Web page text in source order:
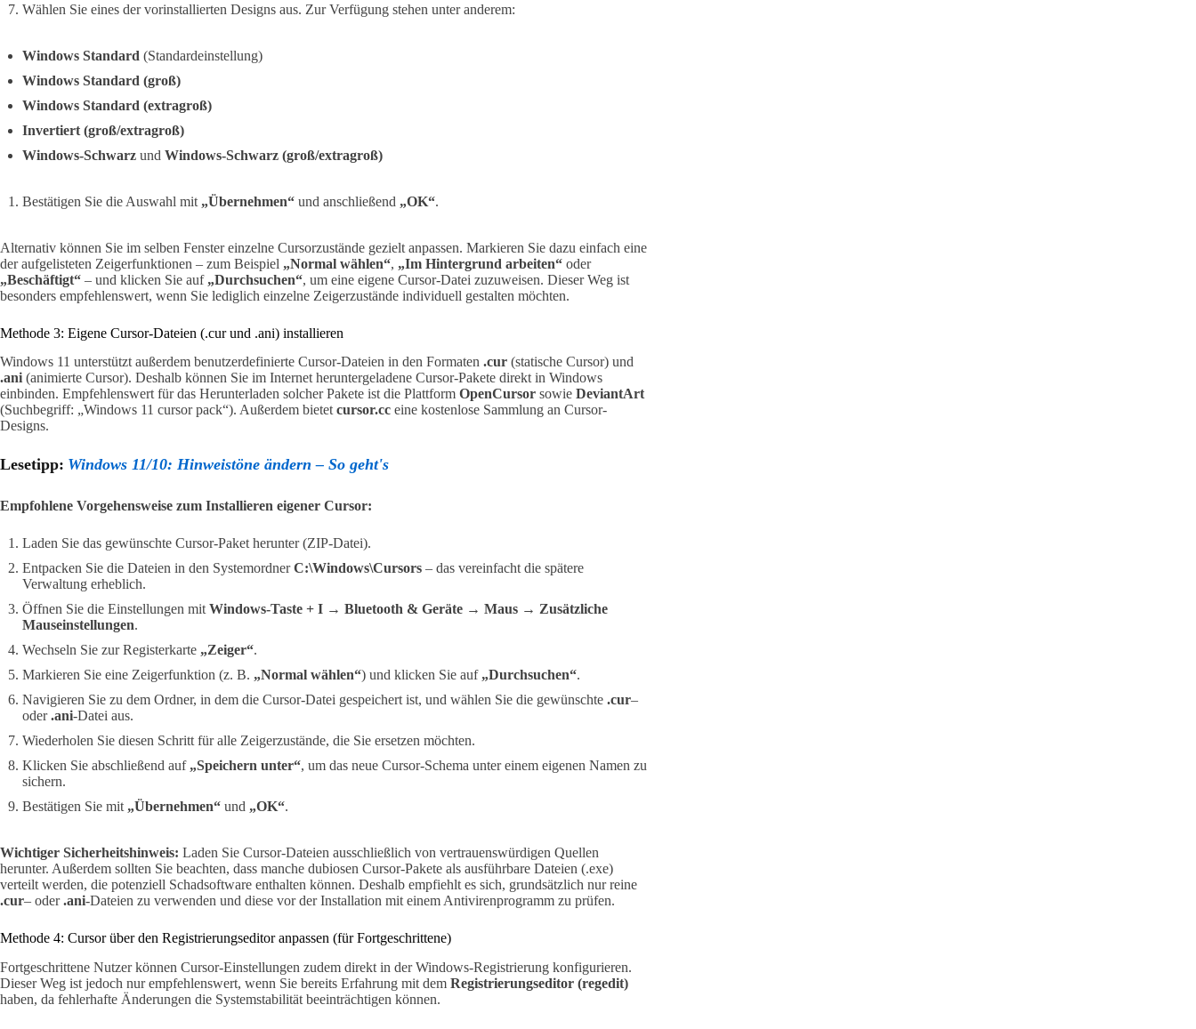
Wählen Sie eines der vorinstallierten Designs aus. Zur Verfügung stehen unter anderem:
Windows Standard (Standardeinstellung)
Windows Standard (groß)
Windows Standard (extragroß)
Invertiert (groß/extragroß)
Windows-Schwarz und Windows-Schwarz (groß/extragroß)
Bestätigen Sie die Auswahl mit „Übernehmen“ und anschließend „OK“.
Alternativ können Sie im selben Fenster einzelne Cursorzustände gezielt anpassen. Markieren Sie dazu einfach eine
der aufgelisteten Zeigerfunktionen – zum Beispiel „Normal wählen“, „Im Hintergrund arbeiten“ oder
„Beschäftigt“ – und klicken Sie auf „Durchsuchen“, um eine eigene Cursor-Datei zuzuweisen. Dieser Weg ist
besonders empfehlenswert, wenn Sie lediglich einzelne Zeigerzustände individuell gestalten möchten.
Methode 3: Eigene Cursor-Dateien (.cur und .ani) installieren
Windows 11 unterstützt außerdem benutzerdefinierte Cursor-Dateien in den Formaten .cur (statische Cursor) und
.ani (animierte Cursor). Deshalb können Sie im Internet heruntergeladene Cursor-Pakete direkt in Windows
einbinden. Empfehlenswert für das Herunterladen solcher Pakete ist die Plattform OpenCursor sowie DeviantArt
(Suchbegriff: „Windows 11 cursor pack“). Außerdem bietet cursor.cc eine kostenlose Sammlung an Cursor-
Designs.
Lesetipp: Windows 11/10: Hinweistöne ändern – So geht's
Empfohlene Vorgehensweise zum Installieren eigener Cursor:
Laden Sie das gewünschte Cursor-Paket herunter (ZIP-Datei).
Entpacken Sie die Dateien in den SystemordnerC:\Windows\Cursors – das vereinfacht die spätere
Verwaltung erheblich.
Öffnen Sie die Einstellungen mit Windows-Taste + I → Bluetooth & Geräte → Maus → Zusätzliche
Mauseinstellungen.
Wechseln Sie zur Registerkarte „Zeiger“.
Markieren Sie eine Zeigerfunktion (z. B. „Normal wählen“) und klicken Sie auf „Durchsuchen“.
Navigieren Sie zu dem Ordner, in dem die Cursor-Datei gespeichert ist, und wählen Sie die gewünschte .cur–
oder.ani-Datei aus.
Wiederholen Sie diesen Schritt für alle Zeigerzustände, die Sie ersetzen möchten.
Klicken Sie abschließend auf „Speichern unter“, um das neue Cursor-Schema unter einem eigenen Namen zu
sichern.
Bestätigen Sie mit „Übernehmen“ und „OK“.
Wichtiger Sicherheitshinweis: Laden Sie Cursor-Dateien ausschließlich von vertrauenswürdigen Quellen
herunter. Außerdem sollten Sie beachten, dass manche dubiosen Cursor-Pakete als ausführbare Dateien (.exe)
verteilt werden, die potenziell Schadsoftware enthalten können. Deshalb empfiehlt es sich, grundsätzlich nur reine
.cur– oder.ani-Dateien zu verwenden und diese vor der Installation mit einem Antivirenprogramm zu prüfen.
Methode 4: Cursor über den Registrierungseditor anpassen (für Fortgeschrittene)
Fortgeschrittene Nutzer können Cursor-Einstellungen zudem direkt in der Windows-Registrierung konfigurieren.
Dieser Weg ist jedoch nur empfehlenswert, wenn Sie bereits Erfahrung mit dem Registrierungseditor (regedit)
haben, da fehlerhafte Änderungen die Systemstabilität beeinträchtigen können.